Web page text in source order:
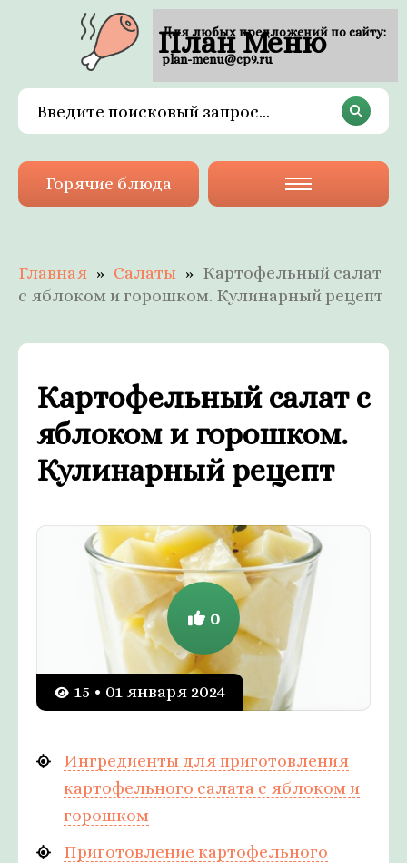
План Меню
Горячие блюда
Главная Салаты
Картофельный салат
с яблоком и горошком. Кулинарный рецепт
Картофельный салат с
яблоком и горошком.
Кулинарный рецепт
15 • 01 января 2024
0
Ингредиенты для приготовления
картофельного салата с яблоком и
горошком
Приготовление картофельного
Для любых предложений по сайту:
plan-menu@cp9.ru